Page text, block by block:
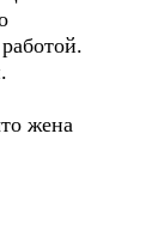
жена